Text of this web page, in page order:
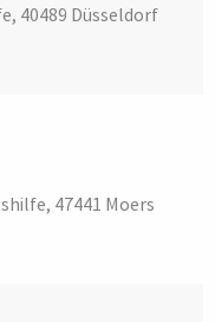
40489 Düsseldorf
47441 Moers